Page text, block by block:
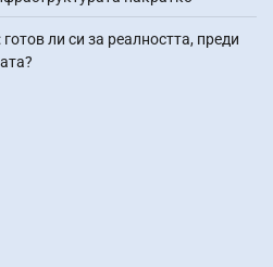
ли си за реалността, преди